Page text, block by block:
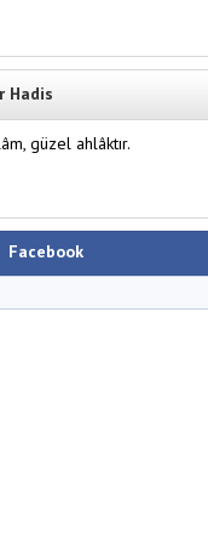
Hadis
güzel ahlâktır.
Facebook